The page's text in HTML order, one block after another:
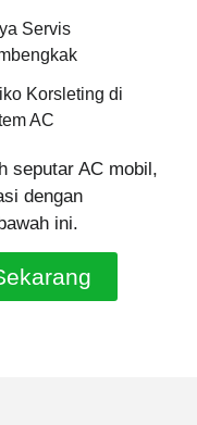
Servis
Korsleting di
AC
seputar AC mobil,
dengan
ini.